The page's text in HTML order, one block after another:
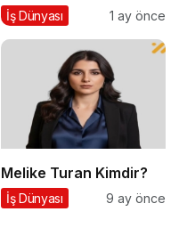
Atölyesi” Başlıyor
İş Dünyası 1 ay önce
Melike Turan Kimdir?
İş Dünyası 9 ay önce